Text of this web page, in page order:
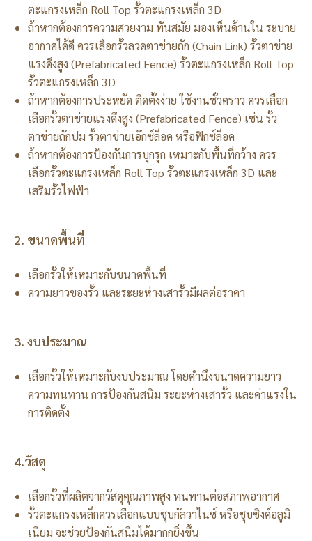
ตะแกรงเหล็ก Roll Top รั้วตะแกรงเหล็ก 3D
ถ้าหากต้องการความสวยงาม ทันสมัย มองเห็นด้านใน ระบาย
อากาศได้ดี ควรเลือกรั้วลวดตาข่ายถัก (Chain Link) รั้วตาข่าย
แรงดึงสูง (Prefabricated Fence) รั้วตะแกรงเหล็ก Roll Top
รั้วตะแกรงเหล็ก 3D
ถ้าหากต้องการประหยัด ติดตั้งง่าย ใช้งานชั่วคราว ควรเลือก
เลือกรั้วตาข่ายแรงดึงสูง (Prefabricated Fence) เช่น รั้ว
ตาข่ายถักปม รั้วตาข่ายเอ๊กซ์ล็อค หรือฟิกซ์ล็อค
ถ้าหากต้องการป้องกันการบุกรุก เหมาะกับพื้นที่กว้าง ควร
เลือกรั้วตะแกรงเหล็ก Roll Top รั้วตะแกรงเหล็ก 3D และ
เสริมรั้วไฟฟ้า
2. ขนาดพื้นที่
เลือกรั้วให้เหมาะกับขนาดพื้นที่
ความยาวของรั้ว และระยะห่างเสารั้วมีผลต่อราคา
3. งบประมาณ
เลือกรั้วให้เหมาะกับงบประมาณ โดยคำนึงขนาดความยาว
ความทนทาน การป้องกันสนิม ระยะห่างเสารั้ว และค่าแรงใน
การติดตั้ง
4.วัสดุ
เลือกรั้วที่ผลิตจากวัสดุคุณภาพสูง ทนทานต่อสภาพอากาศ
รั้วตะแกรงเหล็กควรเลือกแบบชุบกัลวาไนซ์ หรือชุบซิงค์อลูมิ
เนียม จะช่วยป้องกันสนิมได้มากกยิ่งขึ้น